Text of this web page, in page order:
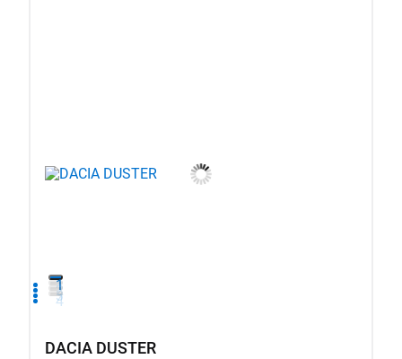
1
2
3
4
DACIA DUSTER